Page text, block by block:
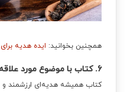
همچنین بخوانید: ایده هدیه
6. کتاب با موضوع مورد علاقه
کتاب همیشه هدیه‌ای ارزشمند و